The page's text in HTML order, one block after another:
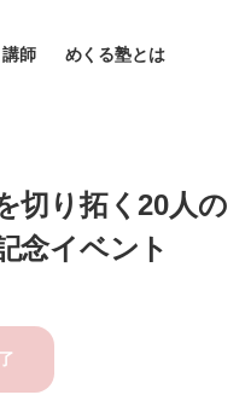
講師 めくる塾とは
切り拓く20人の
念イベント